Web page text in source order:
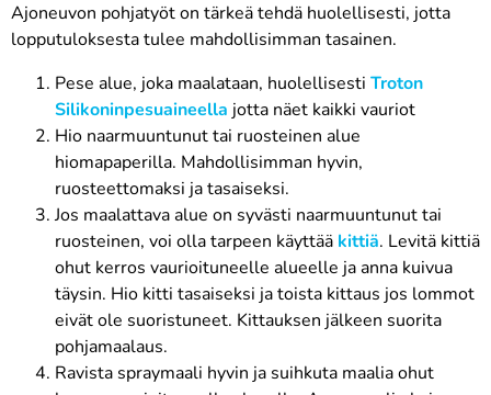
Ajoneuvon pohjatyöt on tärkeä tehdä huolellisesti, jotta
lopputuloksesta tulee mahdollisimman tasainen.
Pese alue, joka maalataan, huolellisesti Troton
Silikoninpesuaineella jotta näet kaikki vauriot
Hio naarmuuntunut tai ruosteinen alue
hiomapaperilla. Mahdollisimman hyvin,
ruosteettomaksi ja tasaiseksi.
Jos maalattava alue on syvästi naarmuuntunut tai
ruosteinen, voi olla tarpeen käyttää kittiä. Levitä kittiä
ohut kerros vaurioituneelle alueelle ja anna kuivua
täysin. Hio kitti tasaiseksi ja toista kittaus jos lommot
eivät ole suoristuneet. Kittauksen jälkeen suorita
pohjamaalaus.
Ravista spraymaali hyvin ja suihkuta maalia ohut